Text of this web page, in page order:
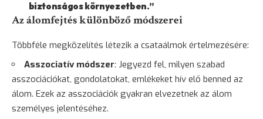
biztonságos környezetben.”
Az álomfejtés különböző módszerei
Többféle megközelítés létezik a csataálmok értelmezésére:
Asszociatív módszer: Jegyezd fel, milyen szabad
asszociációkat, gondolatokat, emlékeket hív elő benned az
álom. Ezek az asszociációk gyakran elvezetnek az álom
személyes jelentéséhez.